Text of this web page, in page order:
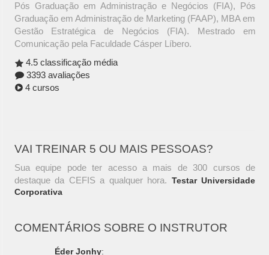
Pós Graduação em Administração e Negócios (FIA), Pós
Graduação em Administração de Marketing (FAAP), MBA em
Gestão Estratégica de Negócios (FIA). Mestrado em
Comunicação pela Faculdade Cásper Líbero.
4.5 classificação média
3393 avaliações
4 cursos
VAI TREINAR 5 OU MAIS PESSOAS?
Sua equipe pode ter acesso a mais de 300 cursos de
destaque da CEFIS a qualquer hora. Testar Universidade
Corporativa
COMENTÁRIOS SOBRE O INSTRUTOR
Éder Jonhy: